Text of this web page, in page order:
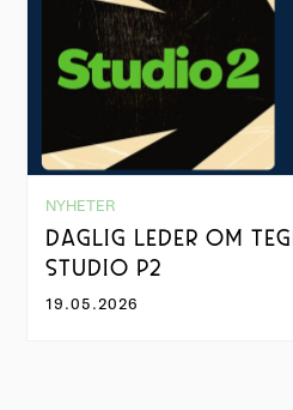
NYHETER
DAGLIG LEDER OM
STUDIO P2
19.05.2026